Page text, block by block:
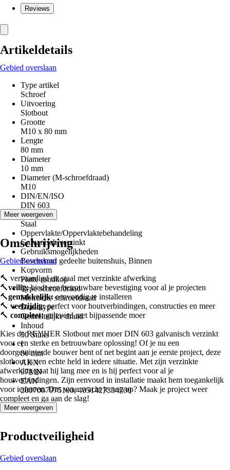
Reviews
Artikeldetails
Gebied overslaan
Type artikel
Schroef
Uitvoering
Slotbout
Grootte
M10 x 80 mm
Lengte
80 mm
Diameter
10 mm
Diameter (M-schroefdraad)
M10
DIN/EN/ISO
DIN 603
Materiaal
Staal
Oppervlakte/Oppervlaktebehandeling
Galvanisch verzinkt
Gebruiksmogelijkheden
Beschermd gedeelte buitenshuis, Binnen
Kopvorm
Platte rondkop
Type schroefdraad
Metrische schroefdraad
Draadtype
Gedeeltelijke draad
Inhoud
50 Stuks
I
80 mm
AKN
97MN
EAN
2007007975100, 4051427334700
Meer weergeven
Omschrijving
Gebied overslaan
🔨 vervaardigd uit staal met verzinkte afwerking
🔨veilig:biedt een betrouwbare bevestiging voor al je projecten
🔨gemakkelijk:eenvoudig te installeren
🔨 veelzijdig:perfect voor houtverbindingen, constructies en meer
🔨 compleet:geleverd met bijpassende moer
Kies de REYHER Slotbout met moer DIN 603 galvanisch verzinkt
voor een sterke en betrouwbare oplossing! Of je nu een
doorgewinterde bouwer bent of net begint aan je eerste project, deze
slotbout is een echte held in iedere situatie. Met zijn verzinkte
afwerking gaat hij lang mee en is hij perfect voor al je
houtverbindingen. Zijn eenvoud in installatie maakt hem toegankelijk
voor iedereen. Dus waar wacht je nog op? Maak je project weer
compleet en ga aan de slag!
Meer weergeven
Productveiligheid
Gebied overslaan